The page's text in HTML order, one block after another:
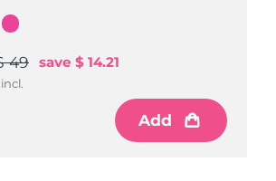
49 save $ 14.21
Add
49 save $ 14.21
Add
49 save $ 14.21
Add